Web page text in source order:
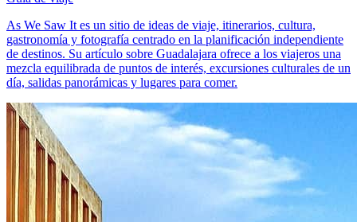
As We Saw It es un sitio de ideas de viaje, itinerarios, cultura,
gastronomía y fotografía centrado en la planificación independiente
de destinos. Su artículo sobre Guadalajara ofrece a los viajeros una
mezcla equilibrada de puntos de interés, excursiones culturales de un
día, salidas panorámicas y lugares para comer.